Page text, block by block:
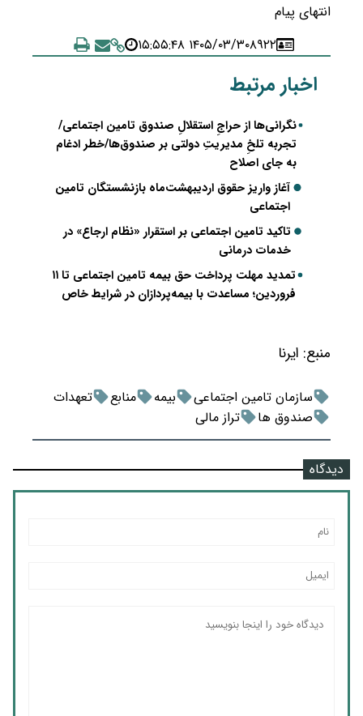
انتهای پیام
۸۹۲۲۱۴۰۵/۰۳/۳۰ ۱۵:۵۵:۴۸
اخبار مرتبط
نگرانی‌ها از حراجِ استقلالِ صندوق تامین اجتماعی/
تجربه تلخِ مدیریتِ دولتی بر صندوق‌ها/خطر ادغام
به جای اصلاح
آغاز واریز حقوق اردیبهشت‌ماه بازنشستگان تامین
اجتماعی
تاکید تامین اجتماعی بر استقرار «نظام ارجاع» در
خدمات درمانی
تمدید مهلت پرداخت حق بیمه تامین اجتماعی تا ۱۱
فروردین؛ مساعدت با بیمه‌پردازان در شرایط خاص
منبع: ایرنا
سازمان تامین اجتماعی بیمه منابع
تعهدات
صندوق ها
تراز مالی
دیدگاه